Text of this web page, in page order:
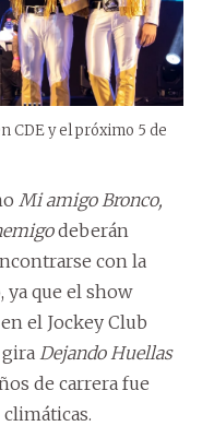
CDE y el próximo 5 de
Mi amigo Bronco,
deberán
con la
ya que el show
el Jockey Club
gira Dejando Huellas
de carrera fue